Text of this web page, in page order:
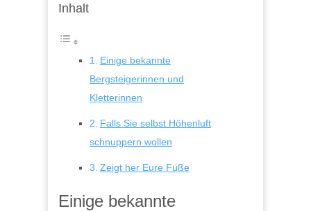
Inhalt
Einige bekannte
Bergsteigerinnen und
Kletterinnen
Falls Sie selbst Höhenluft
schnuppern wollen
Zeigt her Eure Füße
Einige bekannte